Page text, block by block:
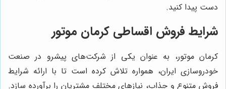
دست پیدا کنید.
شرایط فروش اقساطی کرمان موتور
کرمان موتور، به عنوان یکی از شرکت‌های پیشرو در صنعت
خودروسازی ایران، همواره تلاش کرده است تا با ارائه شرایط
فروش متنوع و جذاب، نیازهای مختلف مشتریان را برآورده سازد.